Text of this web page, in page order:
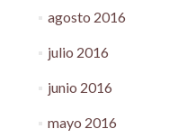
agosto 2016
julio 2016
junio 2016
mayo 2016